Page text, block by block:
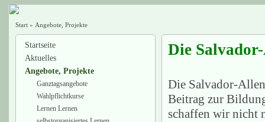
Start» Angebote, Projekte
Startseite
Aktuelles
Angebote, Projekte
Ganztagsangebote
Wahlpflichtkurse
Lernen Lernen
Die
Die Salvador-
Beitrag zur
schaffen wir nicht